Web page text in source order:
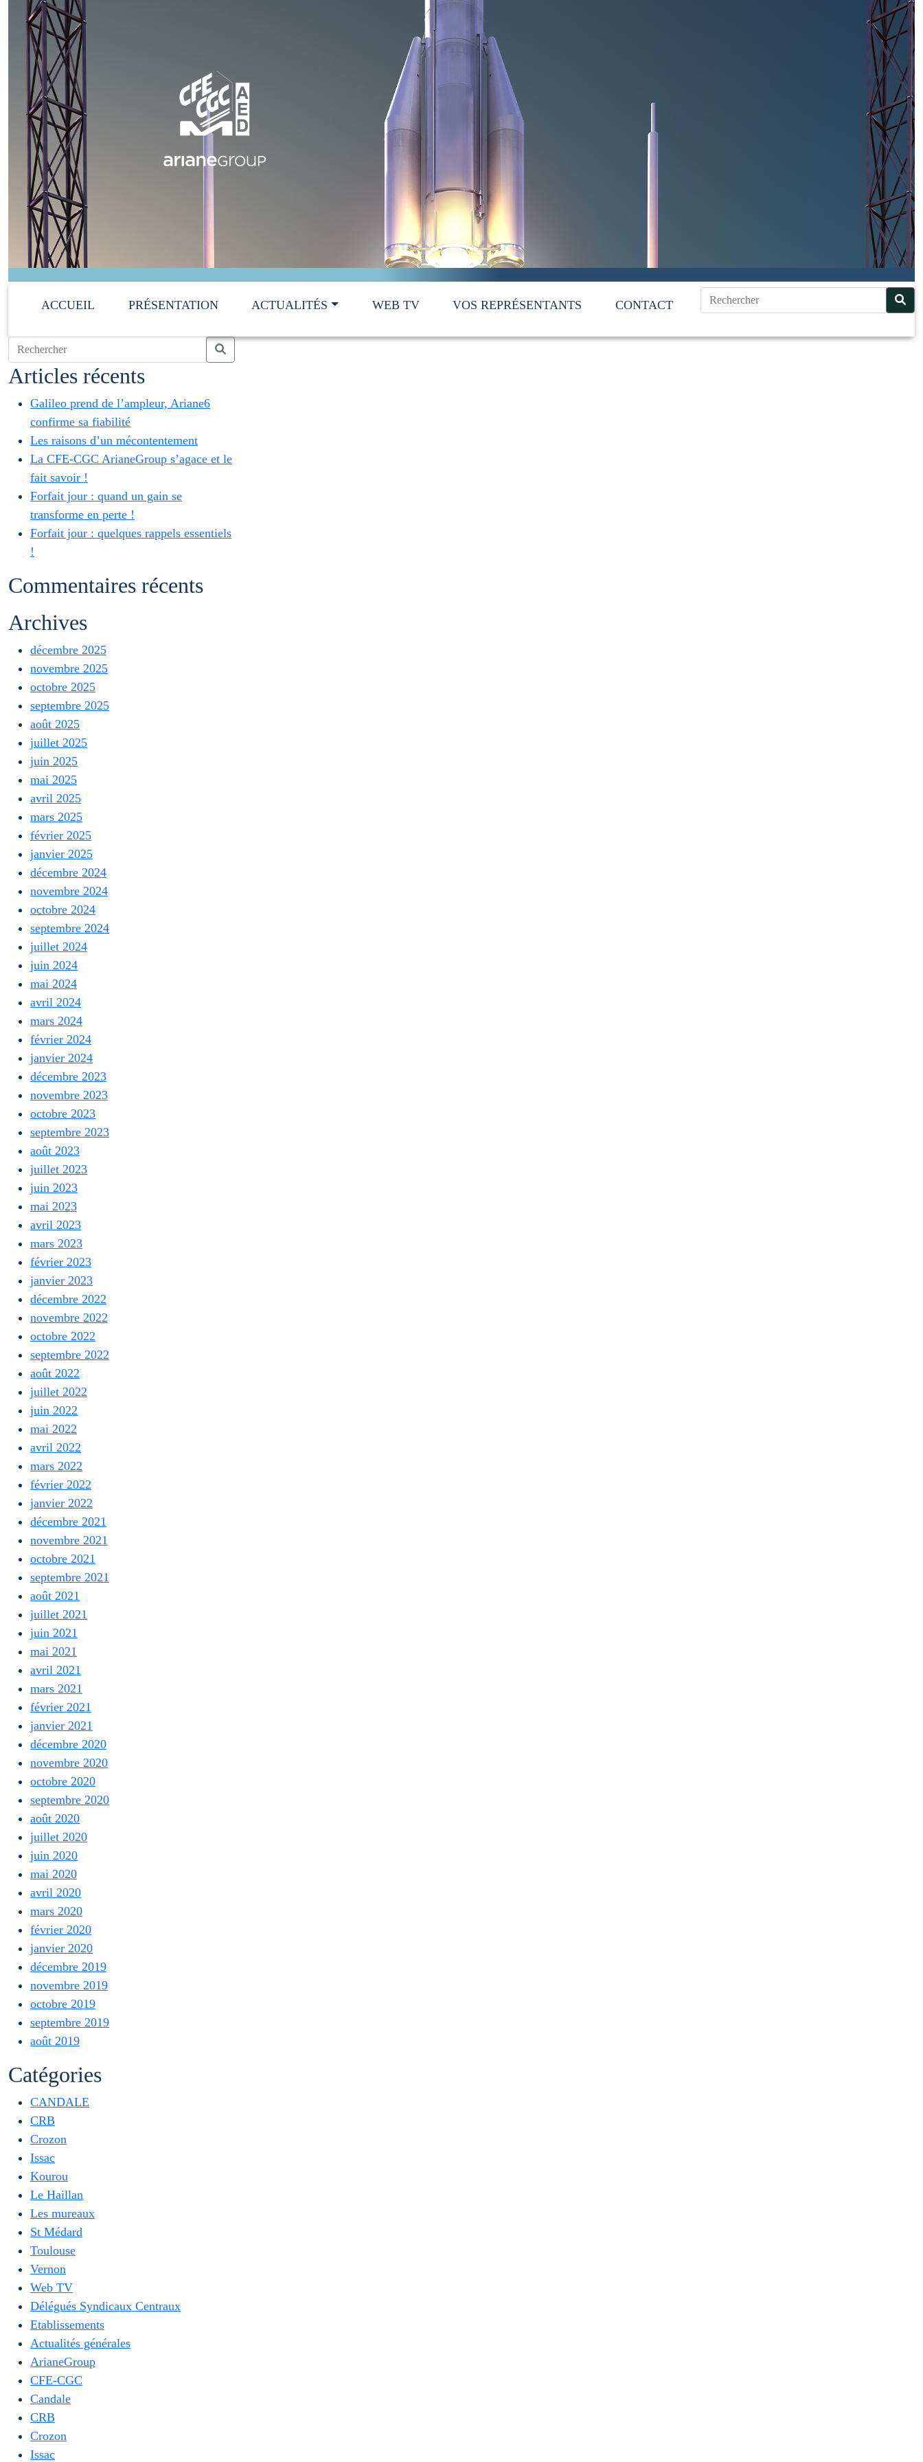
ACCUEIL PRÉSENTATION ACTUALITÉS WEB TV VOS REPRÉSENTANTS CONTACT
Articles récents
Galileo prend de l’ampleur, Ariane6
confirme sa fiabilité
Les raisons d’un mécontentement
La CFE-CGC ArianeGroup s’agace et le
fait savoir !
Forfait jour : quand un gain se
transforme en perte !
Forfait jour : quelques rappels essentiels
!
Commentaires récents
Archives
décembre 2025
novembre 2025
octobre 2025
septembre 2025
août 2025
juillet 2025
juin 2025
mai 2025
avril 2025
mars 2025
février 2025
janvier 2025
décembre 2024
novembre 2024
octobre 2024
septembre 2024
juillet 2024
juin 2024
mai 2024
avril 2024
mars 2024
février 2024
janvier 2024
décembre 2023
novembre 2023
octobre 2023
septembre 2023
août 2023
juillet 2023
juin 2023
mai 2023
avril 2023
mars 2023
février 2023
janvier 2023
décembre 2022
novembre 2022
octobre 2022
septembre 2022
août 2022
juillet 2022
juin 2022
mai 2022
avril 2022
mars 2022
février 2022
janvier 2022
décembre 2021
novembre 2021
octobre 2021
septembre 2021
août 2021
juillet 2021
juin 2021
mai 2021
avril 2021
mars 2021
février 2021
janvier 2021
décembre 2020
novembre 2020
octobre 2020
septembre 2020
août 2020
juillet 2020
juin 2020
mai 2020
avril 2020
mars 2020
février 2020
janvier 2020
décembre 2019
novembre 2019
octobre 2019
septembre 2019
août 2019
Catégories
CANDALE
CRB
Crozon
Issac
Kourou
Le Haillan
Les mureaux
St Médard
Toulouse
Vernon
Web TV
Délégués Syndicaux Centraux
Etablissements
Actualités générales
ArianeGroup
CFE-CGC
Candale
CRB
Crozon
Issac